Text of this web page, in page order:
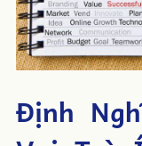
Định